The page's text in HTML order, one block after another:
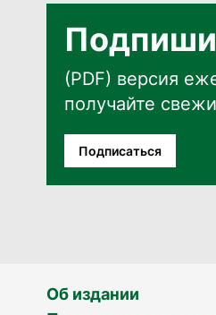
(PDF) версия
получайте
Подписаться
Об издании